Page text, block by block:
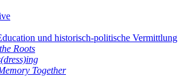
und historisch-politische Vermittlung
Roots
Together